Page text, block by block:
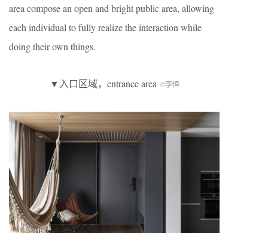
area compose an open and bright public area, allowing
each individual to fully realize the interaction while
doing their own things.
▼入口区域，entrance area ©李恒